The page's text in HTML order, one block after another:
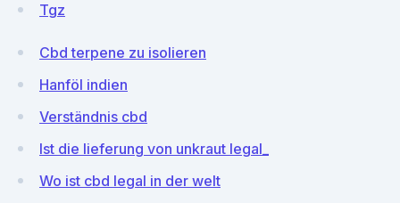
Tgz
Cbd terpene zu isolieren
Hanföl indien
Verständnis cbd
Ist die lieferung von unkraut legal_
Wo ist cbd legal in der welt